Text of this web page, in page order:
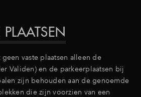
vaste plaatsen alleen de
Validen) en de parkeerplaatsen bij
zijn behouden aan de genoemde
die zijn voorzien van een